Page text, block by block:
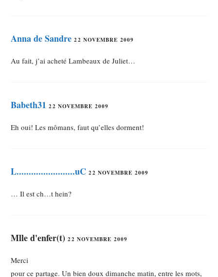
Anna de Sandre 22 NOVEMBRE 2009
Au fait, j’ai acheté Lambeaux de Juliet…
Babeth31 22 NOVEMBRE 2009
Eh oui! Les mômans, faut qu’elles dorment!
L........................uC 22 NOVEMBRE 2009
… Il est ch…t hein?
Mlle d'enfer(t)22 NOVEMBRE 2009
Merci
pour ce partage. Un bien doux dimanche matin, entre les mots,